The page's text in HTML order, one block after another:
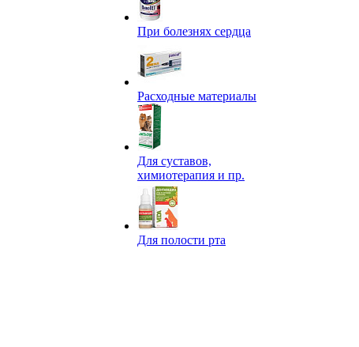
При болезнях сердца
Расходные материалы
Для суставов,
химиотерапия и пр.
Для полости рта